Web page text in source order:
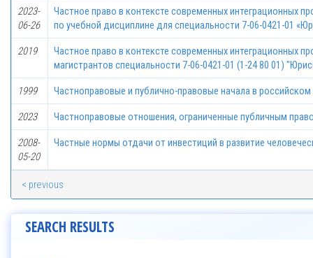
2023-
06-26
Частное право в контексте современных интеграционных
по учебной дисциплине для специальности 7-06-0421-01
2019
Частное право в контексте современных интеграционных
магистрантов специальности 7-06-0421-01 (1-24 80 01)
1999 Частноправовые и публично-правовые начала в
2023 Частноправовые отношения, ограниченные публичным
2008-
05-20
Частные нормы отдачи от инвестиций в развитие
< previous
SEARCH RESULTS